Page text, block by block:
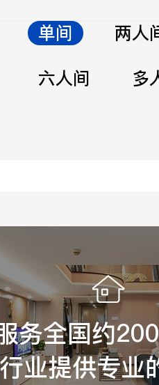
单间
两人
六人间
多
务全国约
业提供专业